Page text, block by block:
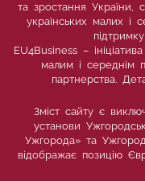
та зростання України,
українських малих і
EU4Business –
малим і середнім
партнерства.
Зміст сайту є
установи
Ужгорода» та
відображає позицію